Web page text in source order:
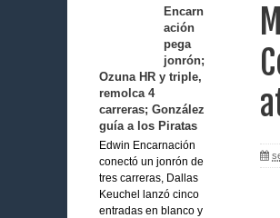
Encarn
ación
pega
jonrón;
Ozuna HR y triple,
remolca 4
carreras; González
guía a los Piratas
Edwin Encarnación
conectó un jonrón de
tres carreras, Dallas
Keuchel lanzó cinco
entradas en blanco y